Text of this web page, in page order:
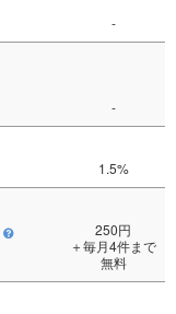
-
-
1.5%
250円
＋毎月4件まで
無料